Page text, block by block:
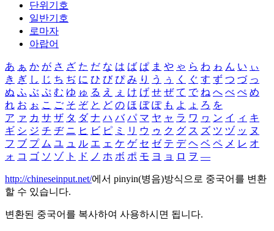
단위기호
일반기호
로마자
아랍어
あ ぁ か が さ ざ た だ な は ば ぱ ま や ゃ ら わ ゎ ん い ぃ
き ぎ し じ ち ぢ に ひ び ぴ み り う ぅ く ぐ す ず つ づ っ
ぬ ふ ぶ ぷ む ゆ ゅ る え ぇ け げ せ ぜ て で ね へ べ ぺ め
れ お ぉ こ ご そ ぞ と ど の ほ ぼ ぽ も よ ょ ろ を
ア ァ カ サ ザ タ ダ ナ ハ バ パ マ ヤ ャ ラ ワ ヮ ン イ ィ キ
ギ シ ジ チ ヂ ニ ヒ ビ ピ ミ リ ウ ゥ ク グ ス ズ ツ ヅ ッ ヌ
フ ブ プ ム ユ ュ ル エ ェ ケ ゲ セ ゼ テ デ ヘ ベ ペ メ レ オ
ォ コ ゴ ソ ゾ ト ド ノ ホ ボ ポ モ ヨ ョ ロ ヲ ―
http://chineseinput.net/에서 pinyin(병음)방식으로 중국어를 변환
할 수 있습니다.
변환된 중국어를 복사하여 사용하시면 됩니다.